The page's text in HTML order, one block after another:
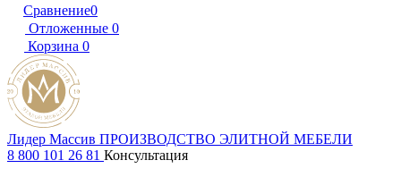
Сравнение0
Отложенные 0
Корзина 0
Лидер Массив ПРОИЗВОДСТВО ЭЛИТНОЙ МЕБЕЛИ
8 800 101 26 81 Консультация